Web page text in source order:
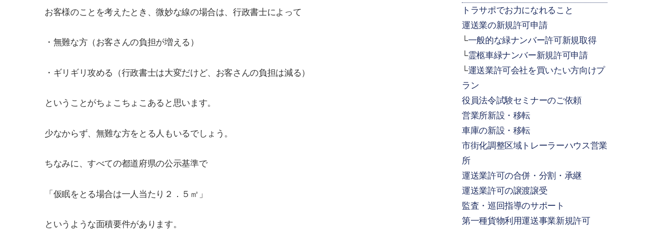
お客様のことを考えたとき、微妙な線の場合は、行政書士によって
・無難な方（お客さんの負担が増える）
・ギリギリ攻める（行政書士は大変だけど、お客さんの負担は減る）
ということがちょこちょこあると思います。
少なからず、無難な方をとる人もいるでしょう。
ちなみに、すべての都道府県の公示基準で
「仮眠をとる場合は一人当たり２．５㎡」
というような面積要件があります。
トラサポでお力になれること
運送業の新規許可申請
一般的な緑ナンバー許可新規取得
霊柩車緑ナンバー新規許可申請
運送業許可会社を買いたい方向けプ
ラン
役員法令試験セミナーのご依頼
営業所新設・移転
車庫の新設・移転
市街化調整区域トレーラーハウス営業
所
運送業許可の合併・分割・承継
運送業許可の譲渡譲受
監査・巡回指導のサポート
第一種貨物利用運送事業新規許可